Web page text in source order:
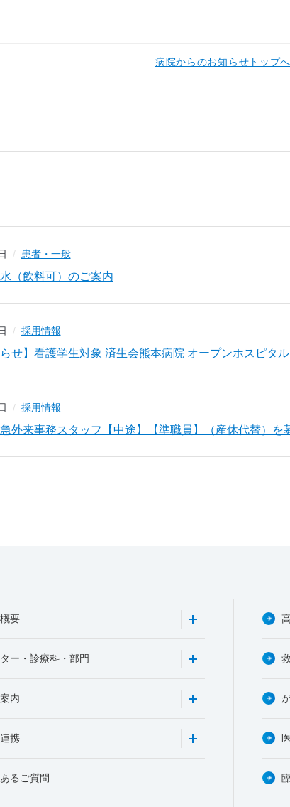
病院からのお知らせトップ
患者・一般
（飲料可）のご案内
採用情報
らせ】看護学生対象 済生会熊本病院 オープンホスピタル
採用情報
外来事務スタッフ【中途】【準職員】（産休代替）を
要
ー・診療科・部門
内
携
るご質問